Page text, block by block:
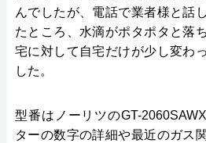
んでしたが、電話で業者様と話
たところ、水滴がポタポタと落
宅に対して自宅だけが少し変わ
した。
型番はノーリツのGT-
ターの数字の詳細や最近のガス